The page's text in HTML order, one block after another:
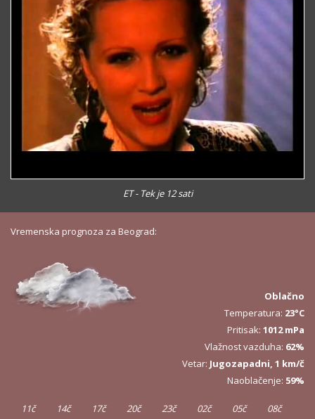
ET - Tek je 12 sati
Vremenska prognoza za Beograd:
Oblačno
Temperatura: 23°C
Pritisak: 1012 mPa
Vlažnost vazduha: 62%
Vetar: Jugozapadni, 1 km/č
Naoblačenje: 59%
11č 14č 17č 20č 23č 02č 05č 08č